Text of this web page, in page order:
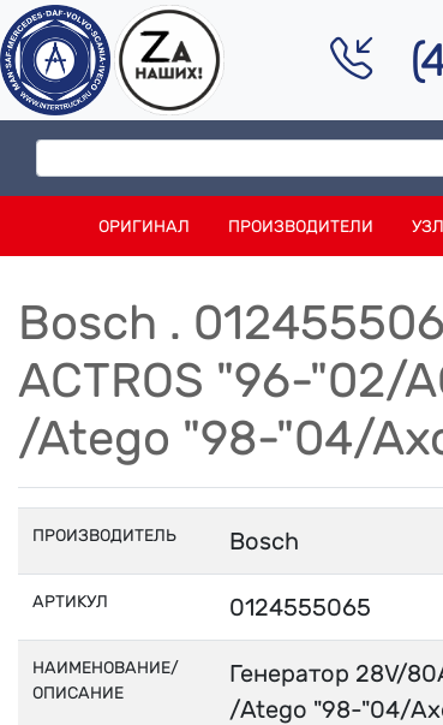
ОРИГИНАЛ ПРОИЗВОДИТЕЛИ
Bosch .
ACTROS "96-"02/
/Atego "98-"04/
ПРОИЗВОДИТЕЛЬ Bosch
АРТИКУЛ 0124555065
НАИМЕНОВАНИЕ/
ОПИСАНИЕ
Генератор 28V/
/Atego "98-"04/